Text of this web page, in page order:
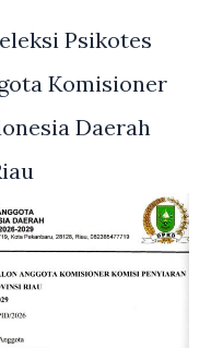
Psikotes
Komisioner
Daerah